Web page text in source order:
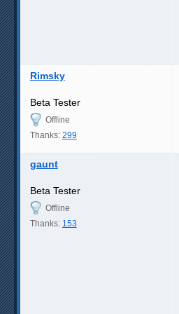
Rimsky
Beta Tester
Offline
Thanks: 299
gaunt
Beta Tester
Offline
Thanks: 153